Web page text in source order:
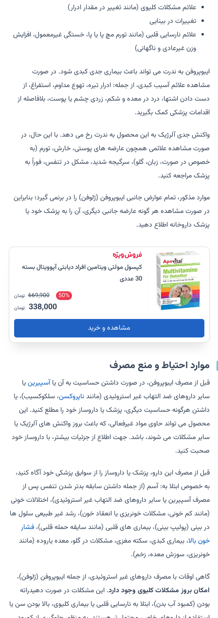
علائم مشکلات کلیوی (مانند تغییر در مقدار ادرار)
تغییرات در بینایی
علائم نارسایی قلبی (مانند تورم مچ پا یا پا، خستگی غیرمعمول، افزایش
وزن غیرعادی و ناگهانی)
ایبوپروفن به ندرت می تواند باعث بیماری جدی کبدی شود. در صورت
مشاهده علائم آسیب کبدی، از جمله: ادرار تیره، تهوع مداوم، استفراغ، از
دست دادن اشتها، درد در معده و شکم، زردی چشم یا پوست، بلافاصله از
اقدامات پزشکی کمک بگیرید.
واکنش جدی آلرژیک به این محصول به ندرت رخ می دهد. با این حال، در
صورت مشاهده علائمی همچون عارضه های پوستی، خارش، تورم (به
خصوص در صورت، زبان، گلو)، سرگیجه شدید، مشکل در تنفس، فوراً به
پزشک مراجعه کنید.
موارد مذکور، تمام عوارض جانبی ایبوپروفن (ژلوفن) را در برنمی گیرد؛ بنابراین
در صورت مشاهده هر گونه عارضه جانبی دیگری، آن را به پزشک خود یا
پزشک داروخانه اطلاع دهید.
کپسول مولتی ویتامین افراد دیابتی آپوویتال بسته
30 عددی
50%
669,900 تومان
338,000 تومان
مشاهده و خرید
موارد احتیاط و منع مصرف
قبل از مصرف ایبوپروفن، در صورت داشتن حساسیت به آن یاآسپیرینیا
سایر داروهای ضد التهاب غیر استروئیدی (مانندناپروکسن، سلکوکسیب)، یا
داشتن هرگونه حساسیت دیگری، پزشک یا داروساز خود را مطلع کنید. این
محصول می تواند حاوی مواد غیرفعالی، که باعث بروز واکنش های آلرژیک یا
سایر مشکلات می شوند، باشد. جهت اطلاع از جزئیات بیشتر، با داروساز خود
صحبت کنید.
قبل از مصرف این دارو، پزشک یا داروساز را از سوابق پزشکی خود آگاه کنید،
به خصوص ابتلا به: آسم (از جمله داشتن سابقه بدتر شدن تنفس پس از
مصرف آسپیرین یا سایر داروهای ضد التهاب غیر استروئیدی)، اختلالات خونی
(مانند کم خونی، مشکلات خونریزی یا انعقاد خون)، رشد غیر طبیعی سلول ها
در بینی (پولیپ بینی)، بیماری های قلبی (مانند سایقه حمله قلبی)،فشار
خون بالا، بیماری کبدی، سکته مغزی، مشکلات در گلو، معده یاروده (مانند
خونریزی، سوزش معده، زخم).
گاهی اوقات با مصرف داروهای غیر استروئیدی، از جمله ایبوپروفن (ژلوفن)،
امکان بروز مشکلات کلیوی وجود دارد. این مشکلات در صورت دهیدراته
بودن (کمبود آب بدن)، ابتلا به نارسایی قلبی یا بیماری کلیوی، بالا بودن سن یا